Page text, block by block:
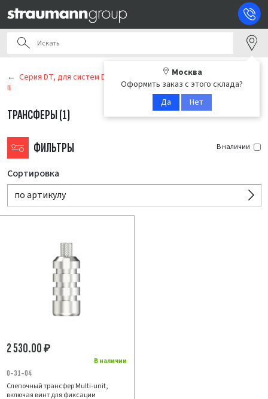
Москва
Оформить заказ с этого склада?
Да
Нет
Серия DT, для систем Dentium SuperLine / Implantium / Implantium
II
ФИЛЬТРЫ
ТРАНСФЕРЫ(1)
В наличии
Сортировка
по артикулу
В наличии
2 530.00₽
0-31-04
Слепочный трансфер Multi-unit,
включая винт для фиксации